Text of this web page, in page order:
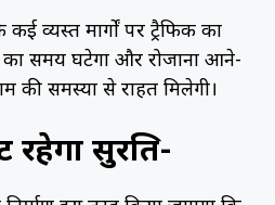
व्यस्त मार्गों पर ट्रैफिक का
का समय घटेगा और रोजाना आने-
की समस्या से राहत मिलेगी।
रहेगा सुरक्षित-